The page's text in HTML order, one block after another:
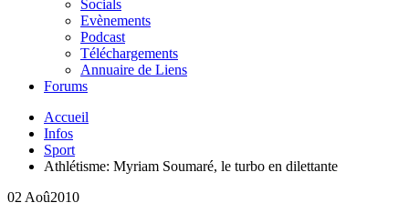
Socials
Evènements
Podcast
Téléchargements
Annuaire de Liens
Forums
Accueil
Infos
Sport
Athlétisme: Myriam Soumaré, le turbo en dilettante
02 Aoû2010